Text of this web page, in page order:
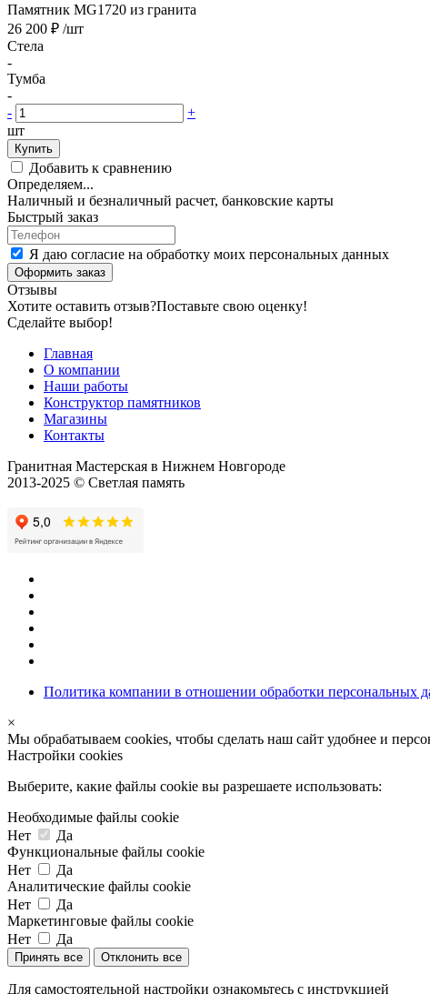
Памятник MG1720 из гранита
26 200 ₽ /шт
Стела
-
Тумба
-
-
+
шт
Купить
Добавить к сравнению
Определяем...
Наличный и безналичный расчет, банковские карты
Быстрый заказ
Я даю согласие на обработку моих персональных данных
Оформить заказ
Отзывы
Хотите оставить отзыв?Поставьте свою оценку!
Сделайте выбор!
Главная
О компании
Наши работы
Конструктор памятников
Магазины
Контакты
Гранитная Мастерская в Нижнем Новгороде
2013-2025 © Светлая память
Политика компании в отношении обработки персональных
×
Мы обрабатываем cookies, чтобы сделать наш сайт удобнее и
Настройки cookies
Выберите, какие файлы cookie вы разрешаете использовать:
Необходимые файлы cookie
Нет
Да
Функциональные файлы cookie
Нет
Да
Аналитические файлы cookie
Нет
Да
Маркетинговые файлы cookie
Нет
Да
Принять все Отклонить все
Для самостоятельной настройки ознакомьтесь с инструкцией